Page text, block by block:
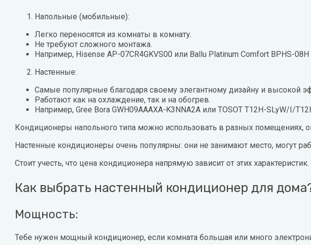
Напольные (мобильные):
Легко переносятся из комнаты в комнату.
Не требуют сложного монтажа.
Например, Hisense AP-07CR4GKVS00 или Ballu Platinum Comfort BPHS-
Настенные:
Самые популярные благодаря своему элегантному дизайну и высокой
Работают как на охлаждение, так и на обогрев.
Например, Gree Bora GWH09AAAXA-K3NNA2A или TOSOT T12H-SLyW/I/
Кондиционеры напольного типа можно использовать в разных
Настенные кондиционеры очень популярны: они не занимают место, могут
Стоит учесть, что цена кондиционера напрямую зависит от этих характеристик.
Как выбрать настенный кондиционер для
Мощность:
Тебе нужен мощный кондиционер, если комната большая или много